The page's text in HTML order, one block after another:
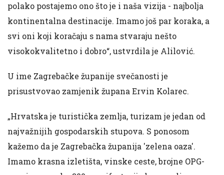
polako postajemo ono što je i naša vizija - najbolja
kontinentalna destinacije. Imamo još par koraka, a
svi oni koji koračaju s nama stvaraju nešto
visokokvalitetno i dobro“, ustvrdila je Alilović.
U ime Zagrebačke županije svečanosti je
prisustvovao zamjenik župana Ervin Kolarec.
„Hrvatska je turistička zemlja, turizam je jedan od
najvažnijih gospodarskih stupova. S ponosom
kažemo da je Zagrebačka županija 'zelena oaza'.
Imamo krasna izletišta, vinske ceste, brojne OPG-